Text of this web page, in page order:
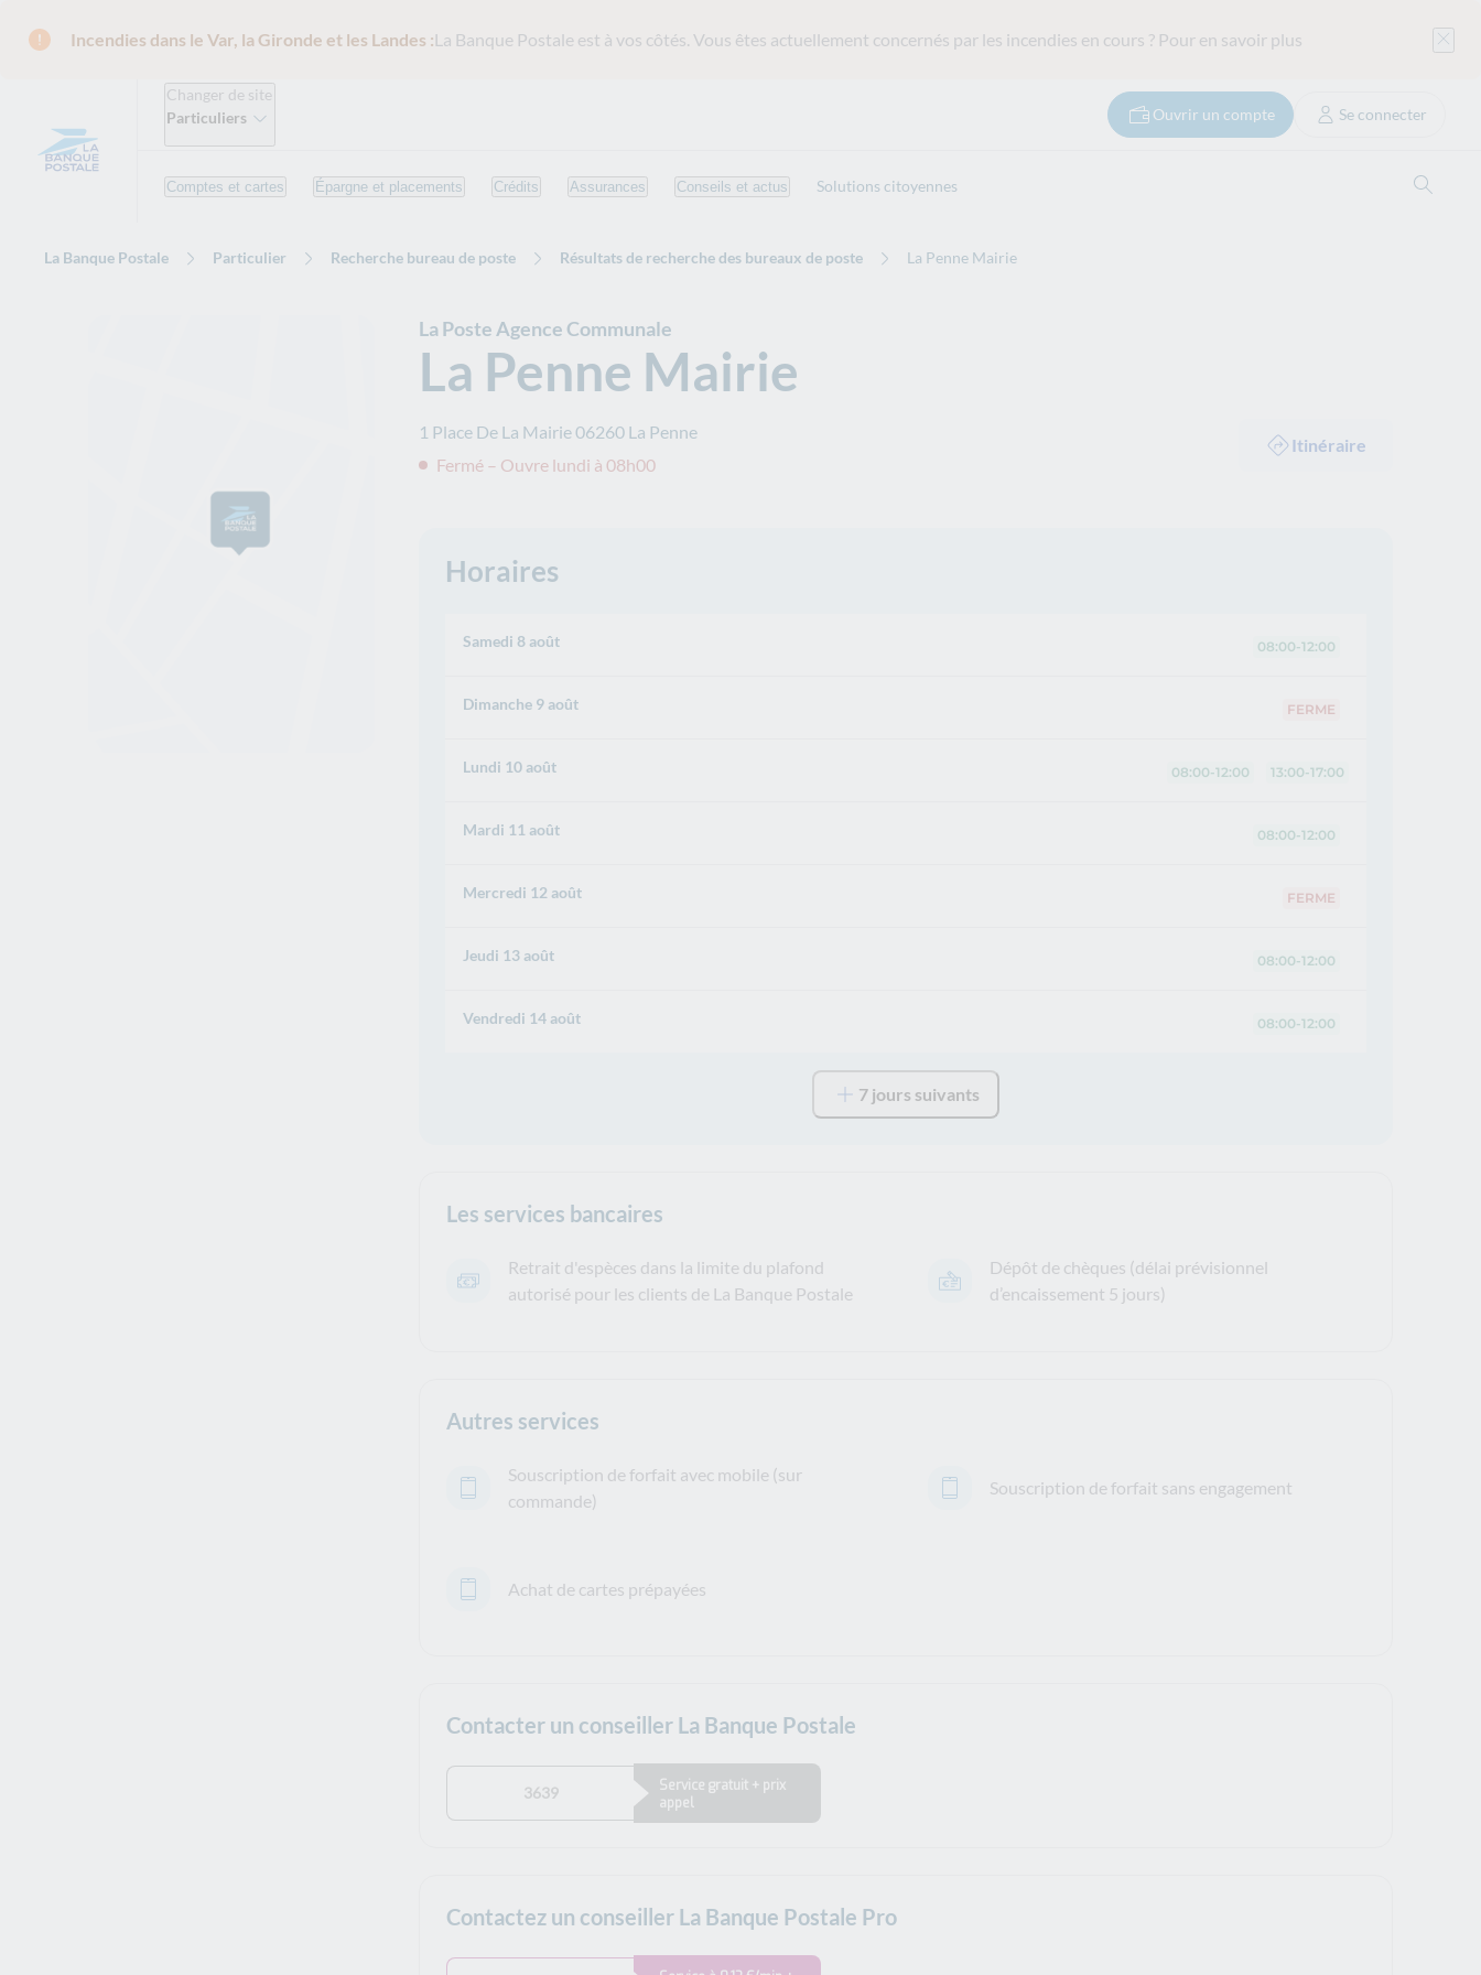
Incendies dans le Var, la Gironde et les Landes :La Banque Postale est à vos côtés. Vous êtes actuellement concernés par les incendies en cours ? Pour en savoir plus
Changer de site
Particuliers
Ouvrir un compte Se connecter
Comptes et cartes Épargne et placements Crédits Assurances Conseils et actus Solutions citoyennes
La Banque Postale Particulier Recherche bureau de poste Résultats de recherche des bureaux de poste La Penne Mairie
La Poste Agence Communale
La Penne Mairie
1 Place De La Mairie06260 La Penne
Fermé – Ouvre lundi à 08h00
Itinéraire
Horaires
Samedi 8 août 08:00-12:00
Dimanche 9 août FERME
Lundi 10 août 08:00-12:00 13:00-17:00
Mardi 11 août 08:00-12:00
Mercredi 12 août FERME
Jeudi 13 août 08:00-12:00
Vendredi 14 août 08:00-12:00
7 jours suivants
Les services bancaires
Retrait d'espèces dans la limite du plafond
autorisé pour les clients de La Banque Postale
Dépôt de chèques (délai prévisionnel
d’encaissement 5 jours)
Autres services
Souscription de forfait avec mobile (sur
commande)
Souscription de forfait sans engagement
Achat de cartes prépayées
Contacter un conseiller La Banque Postale
3639
Service gratuit + prix
appel
Contactez un conseiller La Banque Postale Pro